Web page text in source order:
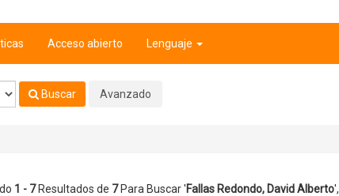
Acceso abierto Lenguaje
Buscar Avanzado
1 - 7Resultados de 7Para Buscar 'Fallas Redondo, David Alberto'